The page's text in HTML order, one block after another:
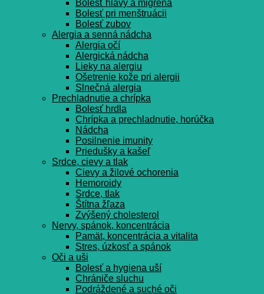
Bolesť hlavy a migréna
Bolesť pri menštruácii
Bolesť zubov
Alergia a senná nádcha
Alergia očí
Alergická nádcha
Lieky na alergiu
Ošetrenie kože pri alergii
Slnečná alergia
Prechladnutie a chrípka
Bolesť hrdla
Chrípka a prechladnutie, horúčka
Nádcha
Posilnenie imunity
Priedušky a kašeľ
Srdce, cievy a tlak
Cievy a žilové ochorenia
Hemoroidy
Srdce, tlak
Štítna žľaza
Zvýšený cholesterol
Nervy, spánok, koncentrácia
Pamät, koncentrácia a vitalita
Stres, úzkosť a spánok
Oči a uši
Bolesť a hygiena uší
Chrániče sluchu
Podráždené a suché oči